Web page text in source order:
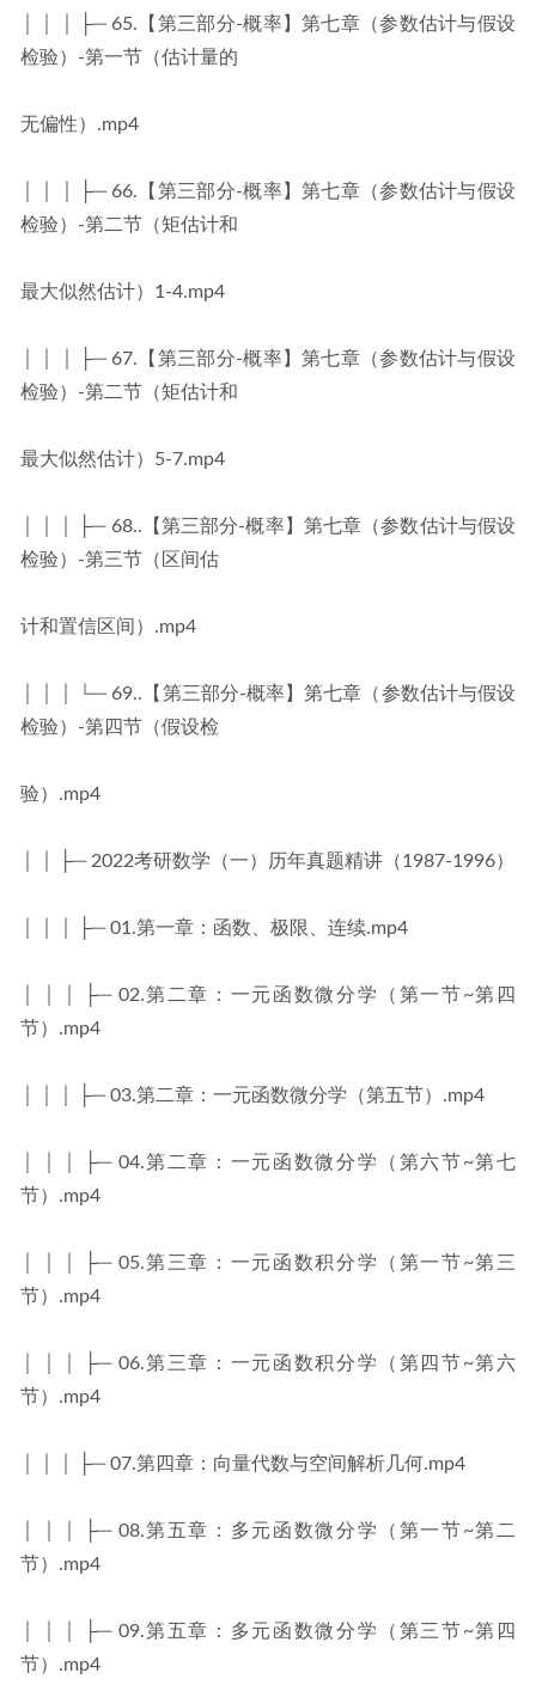
│ │ │ ├─ 65.【第三部分-概率】第七章（参数估计与假设
检验）-第一节（估计量的
无偏性）.mp4
│ │ │ ├─ 66.【第三部分-概率】第七章（参数估计与假设
检验）-第二节（矩估计和
最大似然估计）1-4.mp4
│ │ │ ├─ 67.【第三部分-概率】第七章（参数估计与假设
检验）-第二节（矩估计和
最大似然估计）5-7.mp4
│ │ │ ├─ 68..【第三部分-概率】第七章（参数估计与假设
检验）-第三节（区间估
计和置信区间）.mp4
│ │ │ └─ 69..【第三部分-概率】第七章（参数估计与假设
检验）-第四节（假设检
验）.mp4
│ │ ├─ 2022考研数学（一）历年真题精讲（1987-1996）
│ │ │ ├─ 01.第一章：函数、极限、连续.mp4
│ │ │ ├─ 02.第二章：一元函数微分学（第一节~第四
节）.mp4
│ │ │ ├─ 03.第二章：一元函数微分学（第五节）.mp4
│ │ │ ├─ 04.第二章：一元函数微分学（第六节~第七
节）.mp4
│ │ │ ├─ 05.第三章：一元函数积分学（第一节~第三
节）.mp4
│ │ │ ├─ 06.第三章：一元函数积分学（第四节~第六
节）.mp4
│ │ │ ├─ 07.第四章：向量代数与空间解析几何.mp4
│ │ │ ├─ 08.第五章：多元函数微分学（第一节~第二
节）.mp4
│ │ │ ├─ 09.第五章：多元函数微分学（第三节~第四
节）.mp4